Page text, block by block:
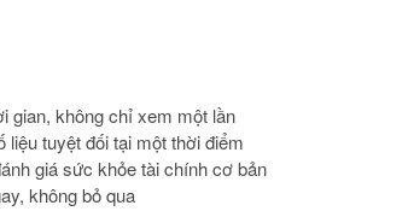
gian, không chỉ xem một lần
liệu tuyệt đối tại một thời điểm
giá sức khỏe tài chính cơ bản
không bỏ qua